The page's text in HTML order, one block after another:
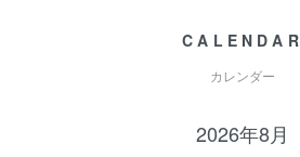
CALENDAR
カレンダー
2026年8月